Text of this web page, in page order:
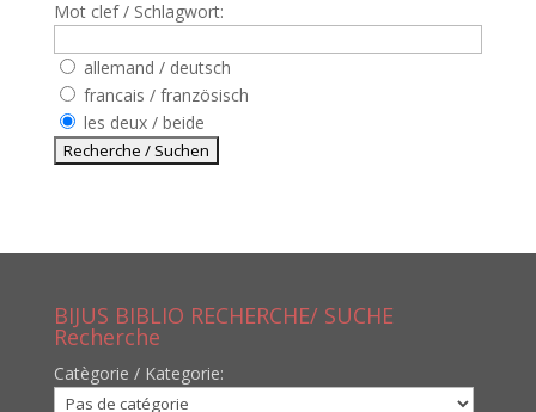
Mot clef / Schlagwort:
allemand / deutsch
francais / französisch
les deux / beide
BIJUS BIBLIO RECHERCHE/ SUCHE
Recherche
Catègorie / Kategorie: